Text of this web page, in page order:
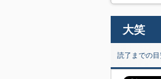
大笑
読了までの目